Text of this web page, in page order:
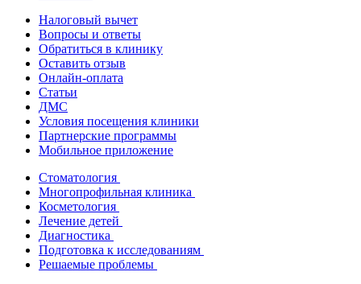
Налоговый вычет
Вопросы и ответы
Обратиться в клинику
Оставить отзыв
Онлайн-оплата
Статьи
ДМС
Условия посещения клиники
Партнерские программы
Мобильное приложение
Стоматология
Многопрофильная клиника
Косметология
Лечение детей
Диагностика
Подготовка к исследованиям
Решаемые проблемы